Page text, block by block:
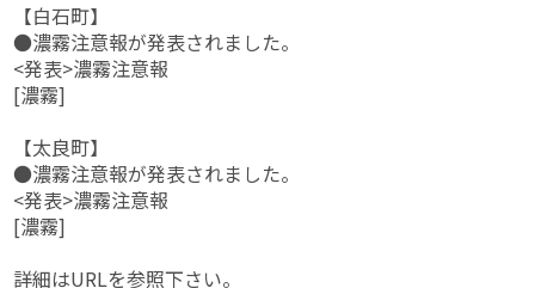
【白石町】
●濃霧注意報が発表されました。
<発表>濃霧注意報
[濃霧]
【太良町】
●濃霧注意報が発表されました。
<発表>濃霧注意報
[濃霧]
詳細はURLを参照下さい。